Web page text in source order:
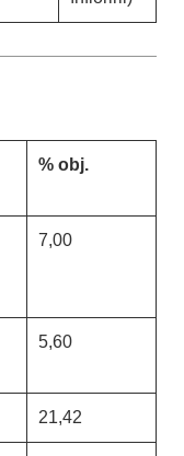
% obj.
7,00
5,60
21,42